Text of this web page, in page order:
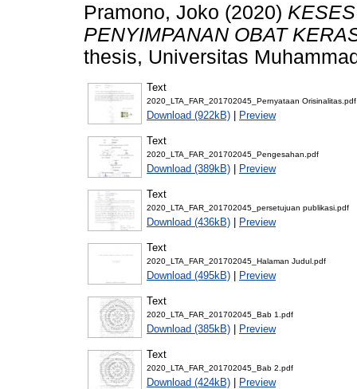
Pramono, Joko (2020)
PENYIMPANAN OBAT
thesis, Universitas
Text
2020_LTA_FAR_201702045_Pernyataan Orisinalitas.pdf
Download (922kB) | Preview
Text
2020_LTA_FAR_201702045_Pengesahan.pdf
Download (389kB) | Preview
Text
2020_LTA_FAR_201702045_persetujuan publikasi.pdf
Download (436kB) | Preview
Text
2020_LTA_FAR_201702045_Halaman Judul.pdf
Download (495kB) | Preview
Text
2020_LTA_FAR_201702045_Bab 1.pdf
Download (385kB) | Preview
Text
2020_LTA_FAR_201702045_Bab 2.pdf
Download (424kB) | Preview